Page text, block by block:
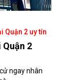
Quận 2 uy tín
2
ngay nhân